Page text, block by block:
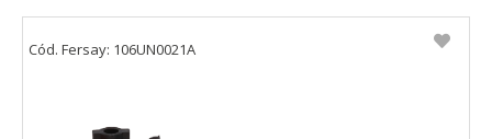
Cód. Fersay: 106UN0021A